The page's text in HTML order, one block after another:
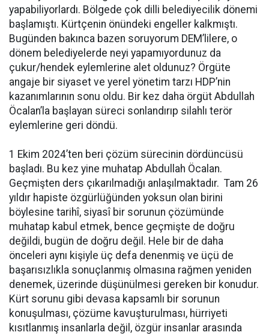
yapabiliyorlardı. Bölgede çok dilli belediyecilik dönemi
başlamıştı. Kürtçenin önündeki engeller kalkmıştı.
Bugünden bakınca bazen soruyorum DEM’lilere, o
dönem belediyelerde neyi yapamıyordunuz da
çukur/hendek eylemlerine alet oldunuz? Örgüte
angaje bir siyaset ve yerel yönetim tarzı HDP’nin
kazanımlarının sonu oldu. Bir kez daha örgüt Abdullah
Öcalan’la başlayan süreci sonlandırıp silahlı terör
eylemlerine geri döndü.
1 Ekim 2024’ten beri çözüm sürecinin dördüncüsü
başladı. Bu kez yine muhatap Abdullah Öcalan.
Geçmişten ders çıkarılmadığı anlaşılmaktadır. Tam 26
yıldır hapiste özgürlüğünden yoksun olan birini
böylesine tarihî, siyasî bir sorunun çözümünde
muhatap kabul etmek, bence geçmişte de doğru
değildi, bugün de doğru değil. Hele bir de daha
önceleri aynı kişiyle üç defa denenmiş ve üçü de
başarısızlıkla sonuçlanmış olmasına rağmen yeniden
denemek, üzerinde düşünülmesi gereken bir konudur.
Kürt sorunu gibi devasa kapsamlı bir sorunun
konuşulması, çözüme kavuşturulması, hürriyeti
kısıtlanmış insanlarla değil, özgür insanlar arasında